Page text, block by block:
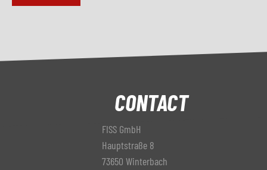
CONTACT
FISS GmbH
Hauptstraße 8
73650 Winterbach